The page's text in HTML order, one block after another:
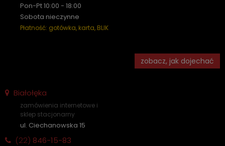
Pon-Pt 10:00 - 18:00
Sobota nieczynne
Płatność: gotówka, karta, BLIK
zobacz, jak dojechać
Białołęka
zamówienia internetowe i
sklep stacjonarny
ul. Ciechanowska 15
(22) 846-15-83